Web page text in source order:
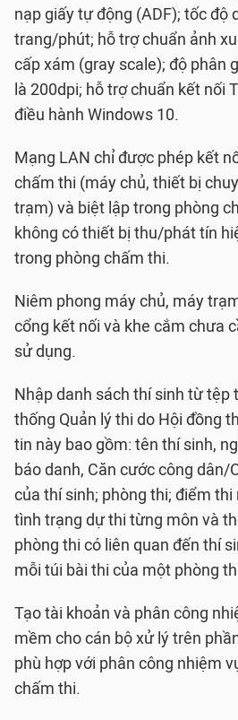
nạp giấy tự động (ADF); tốc độ
trang/phút; hỗ trợ chuẩn ảnh
cấp xám (gray scale); độ phân
là 200dpi; hỗ trợ chuẩn kết nối
điều hành Windows 10.
Mạng LAN chỉ được phép kết
chấm thi (máy chủ, thiết bị
trạm) và biệt lập trong phòng
không có thiết bị thu/phát tín
trong phòng chấm thi.
Niêm phong máy chủ, máy
cổng kết nối và khe cắm chưa
sử dụng.
Nhập danh sách thí sinh từ tệp
thống Quản lý thi do Hội đồng
tin này bao gồm: tên thí sinh,
báo danh, Căn cước công dân/
của thí sinh; phòng thi; điểm thi
tình trạng dự thi từng môn và
phòng thi có liên quan đến thí
mỗi túi bài thi của một phòng
Tạo tài khoản và phân công
mềm cho cán bộ xử lý trên
phù hợp với phân công nhiệm
chấm thi.